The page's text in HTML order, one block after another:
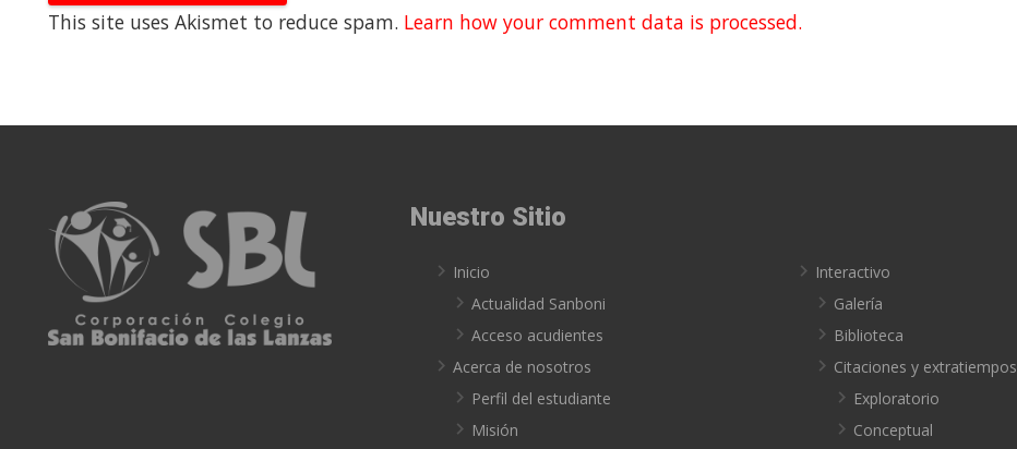
This site uses Akismet to reduce spam. Learn how your comment data is processed.
Nuestro Sitio
Inicio
Actualidad Sanboni
Acceso acudientes
Acerca de nosotros
Perfil del estudiante
Misión
Interactivo
Galería
Biblioteca
Citaciones y extratiempos
Exploratorio
Conceptual